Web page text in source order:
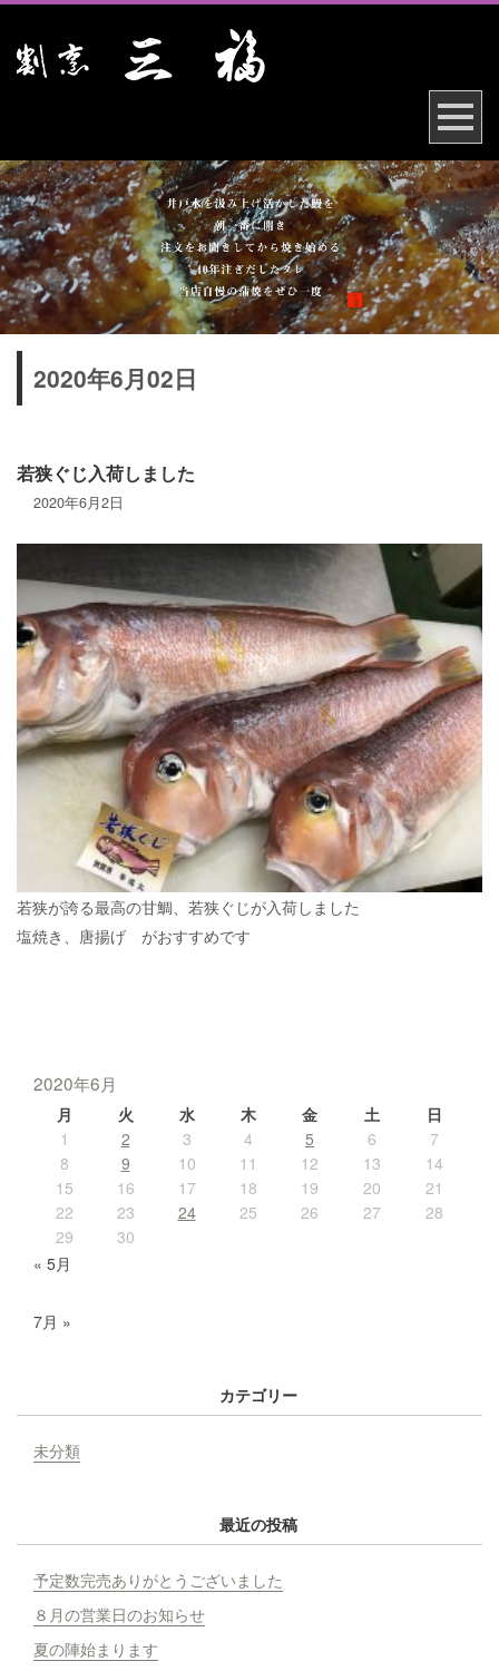
2020年6月02日
若狭ぐじ入荷しました
2020年6月2日
若狭が誇る最高の甘鯛、若狭ぐじが入荷しました
塩焼き、唐揚げ がおすすめです
2020年6月
月 火 水 木 金 土
日
1
2 3 4 5 6
7
8
9 10 11 12 13
14
15
16 17 18 19 20
21
22
23 24 25 26 27
28
29
30
« 5月
7月 »
カテゴリー
未分類
最近の投稿
予定数完売ありがとうございました
８月の営業日のお知らせ
夏の陣始まります